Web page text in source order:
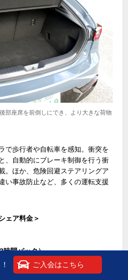
部座席を前倒しにでき、より大きな荷物
で歩行者や自転車を感知。衝突を
、自動的にブレーキ制御を行う衝
。ほか、危険回避ステアリングア
い事故防止など、多くの運転支援
ェア料金＞
時間パック）
円×190km）ご入会はこちら